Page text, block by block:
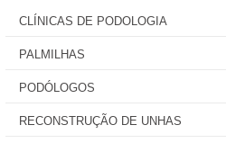
CLÍNICAS DE PODOLOGIA
PALMILHAS
PODÓLOGOS
RECONSTRUÇÃO DE UNHAS